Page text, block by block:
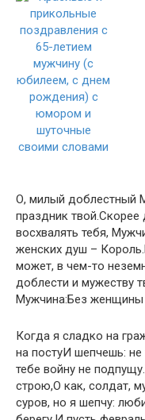
О, милый доблестный
праздник твой.Скорее
восхвалять тебя,
женских душ –
может, в чем-то
доблести и мужеству
Мужчина:Без женщины
Когда я сладко на
на постуИ шепчешь:
тебе войну не
строю,О как, солдат,
суров, но я шепчу: